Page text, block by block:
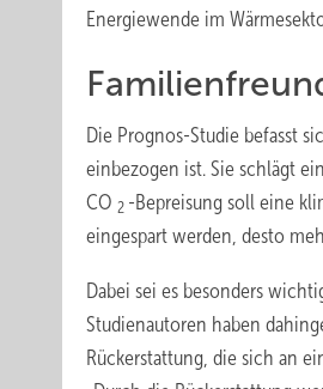
Energiewende im
Die Prognos-Studie befasst
einbezogen ist. Sie schlägt
CO 2 -Bepreisung soll eine
eingespart werden, desto
Dabei sei es besonders
Studienautoren haben
Rückerstattung, die sich an